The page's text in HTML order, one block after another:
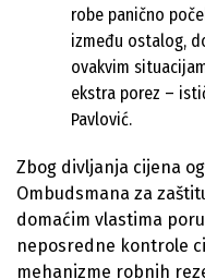
robe panično
između ostalog,
ovakvim
ekstra porez –
Pavlović.
Zbog divljanja cijena
Ombudsmana za
domaćim vlastima
neposredne kontrole
mehanizme robnih